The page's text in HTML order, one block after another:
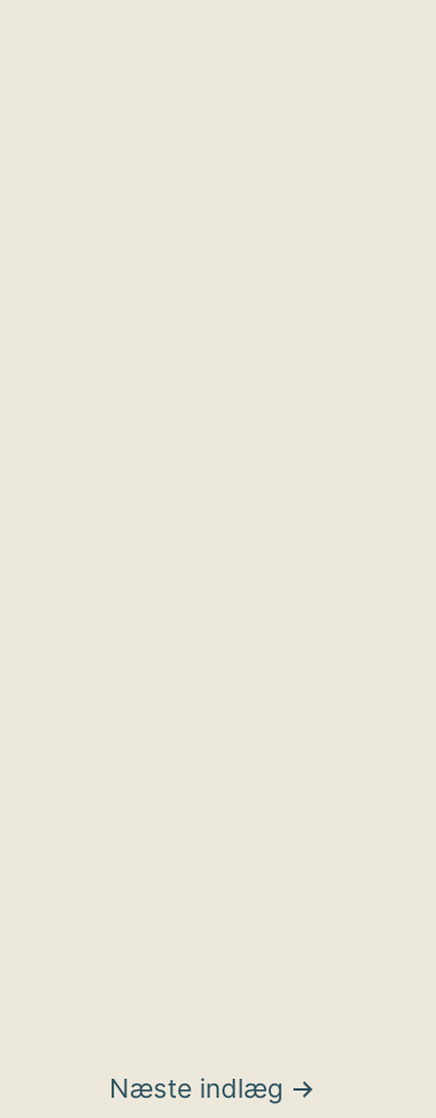
Næste indlæg